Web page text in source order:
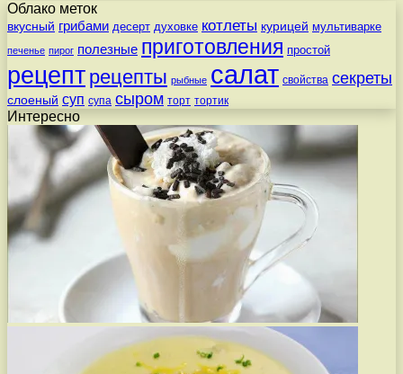
Облако меток
вкусный грибами десерт духовке котлеты курицей мультиварке
печенье пирог полезные приготовления простой
рецепт рецепты рыбные салат свойства секреты
слоеный суп супа сыром торт тортик
Интересно